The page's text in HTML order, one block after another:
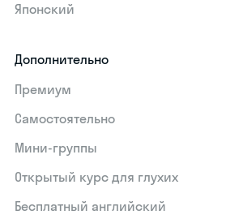
Японский
Дополнительно
Премиум
Самостоятельно
Мини-группы
Открытый курс для глухих
Бесплатный английский